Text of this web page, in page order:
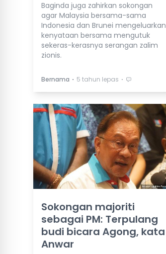
Baginda juga zahirkan sokongan
agar Malaysia bersama-sama
Indonesia dan Brunei mengeluarkan
kenyataan bersama mengutuk
sekeras-kerasnya serangan zalim
zionis.
Bernama ⋅ 5 tahun lepas ⋅
Sokongan majoriti
sebagai PM: Terpulang
budi bicara Agong, kata
Anwar